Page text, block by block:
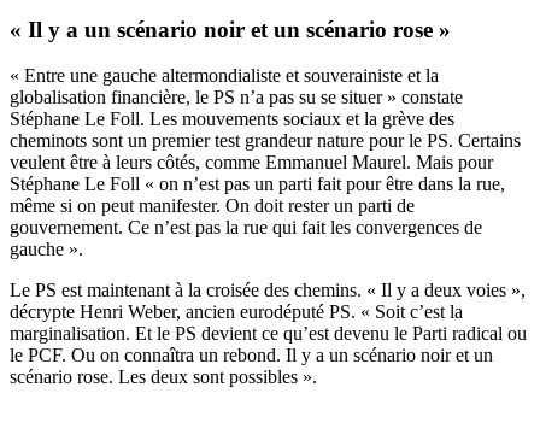
« Il y a un scénario noir et un scénario rose »
« Entre une gauche altermondialiste et souverainiste et la
globalisation financière, le PS n’a pas su se situer » constate
Stéphane Le Foll. Les mouvements sociaux et la grève des
cheminots sont un premier test grandeur nature pour le PS. Certains
veulent être à leurs côtés, comme Emmanuel Maurel. Mais pour
Stéphane Le Foll « on n’est pas un parti fait pour être dans la rue,
même si on peut manifester. On doit rester un parti de
gouvernement. Ce n’est pas la rue qui fait les convergences de
gauche ».
Le PS est maintenant à la croisée des chemins. « Il y a deux voies »,
décrypte Henri Weber, ancien eurodéputé PS. « Soit c’est la
marginalisation. Et le PS devient ce qu’est devenu le Parti radical ou
le PCF. Ou on connaîtra un rebond. Il y a un scénario noir et un
scénario rose. Les deux sont possibles ».